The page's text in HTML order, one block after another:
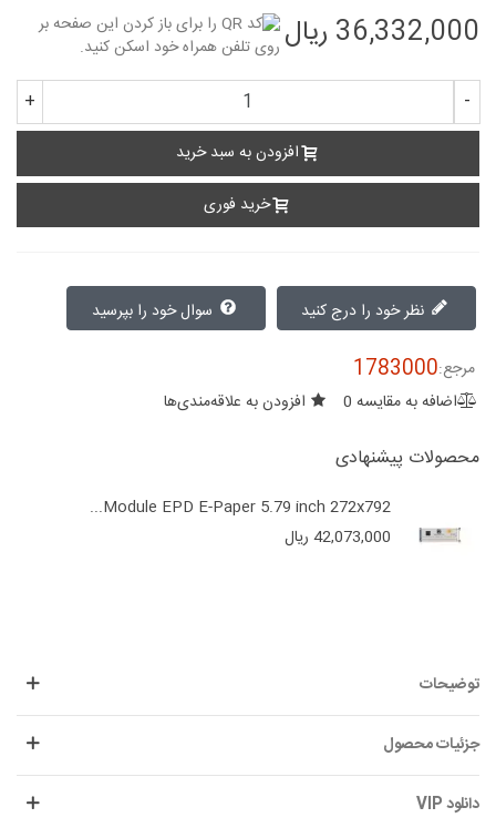
36,332,000 ریال
-
+
افزودن به سبد خرید
خرید فوری
نظر خود را درج کنید
مرجع:1783000
اضافه به مقایسه 0 افزودن به علاقه‌مندی‌ها
محصولات پیشنهادی
Module EPD E-Paper 5.79 inch 272x792...
42,073,000 ریال
توضیحات
جزئیات محصول
دانلود VIP